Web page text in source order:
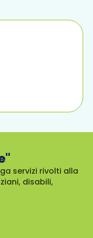
servizi rivolti alla
disabili,